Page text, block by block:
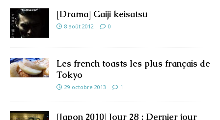
[Drama] Gaiji keisatsu
8 août 2012 0
Les french toasts les plus français de
Tokyo
29 octobre 2013 1
[Japon 2010] Jour 28 : Dernier jour